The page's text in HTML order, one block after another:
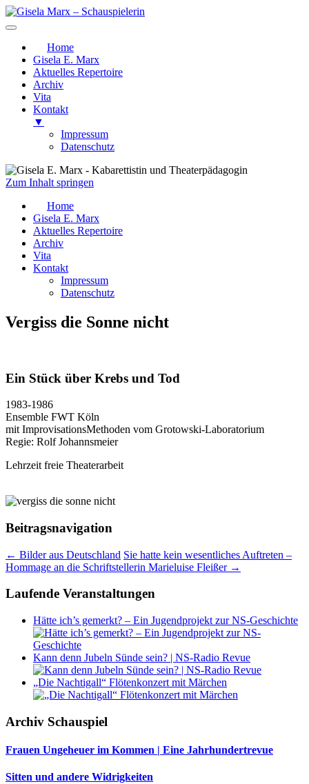
Home
Gisela E. Marx
Aktuelles Repertoire
Archiv
Vita
Kontakt
▼
Impressum
Datenschutz
Gisela E. Marx
Kabarettistin und Theaterpädagogin
Zum Inhalt springen
Home
Gisela E. Marx
Aktuelles Repertoire
Archiv
Vita
Kontakt
Impressum
Datenschutz
Vergiss die Sonne nicht
Ein Stück über Krebs und Tod
1983-1986
Ensemble FWT Köln
mit ImprovisationsMethoden vom Grotowski-Laboratorium
Regie: Rolf Johannsmeier
Lehrzeit freie Theaterarbeit
Beitragsnavigation
← Bilder aus Deutschland Sie hatte kein wesentliches Auftreten –
Hommage an die Schriftstellerin Marieluise Fleißer →
Laufende Veranstaltungen
Hätte ich’s gemerkt? – Ein Jugendprojekt zur NS-Geschichte
Kann denn Jubeln Sünde sein? | NS-Radio Revue
„Die Nachtigall“ Flötenkonzert mit Märchen
Archiv Schauspiel
Frauen Ungeheuer im Kommen | Eine Jahrhundertrevue
Sitten und andere Widrigkeiten